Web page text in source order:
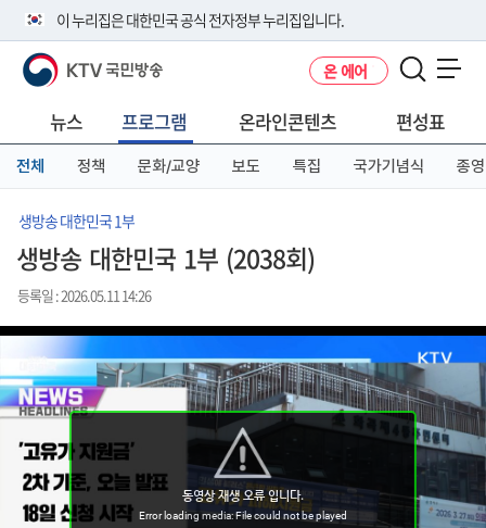
이 누리집은 대한민국 공식 전자정부 누리집입니다.
공식 누리집 주소 확인하기
니다.
이밖에 or.kr 또는 .kr등 다른 도메인 주소를 사용하고 있다면 아래 URL에
서 도메인 주소를 확인해 보세요
KTV 국민방송 온 에어
뉴스 프로그램 온라인콘텐츠 편성표
전체 정책 문화/교양 보도 특집 국가기념식 종영
생방송 대한민국 1부
생방송 대한민국 1부 (2038회)
등록일 : 2026.05.11 14:26